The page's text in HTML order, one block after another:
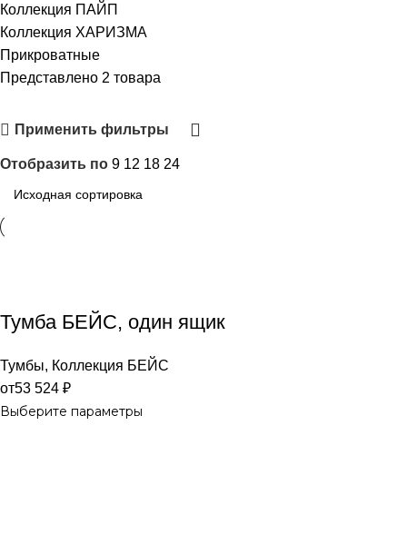
Коллекция ПАЙП
Коллекция ХАРИЗМА
Прикроватные
Представлено 2 товара
Применить фильтры
Отобразить по 9 12 18 24
Тумба БЕЙС, один ящик
Тумбы, Коллекция БЕЙС
от53 524 ₽
Выберите параметры